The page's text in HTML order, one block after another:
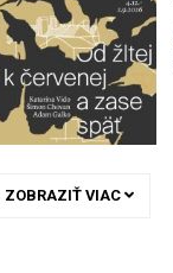
ZOBRAZIŤ VIAC